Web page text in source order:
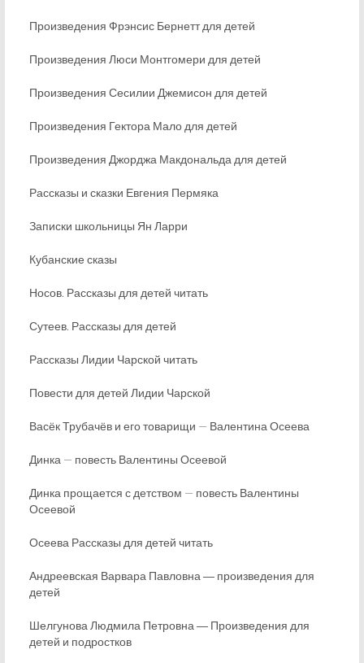
Произведения Фрэнсис Бернетт для детей
Произведения Люси Монтгомери для детей
Произведения Сесилии Джемисон для детей
Произведения Гектора Мало для детей
Произведения Джорджа Макдональда для детей
Рассказы и сказки Евгения Пермяка
Записки школьницы Ян Ларри
Кубанские сказы
Носов. Рассказы для детей читать
Сутеев. Рассказы для детей
Рассказы Лидии Чарской читать
Повести для детей Лидии Чарской
Васёк Трубачёв и его товарищи — Валентина Осеева
Динка — повесть Валентины Осеевой
Динка прощается с детством — повесть Валентины
Осеевой
Осеева Рассказы для детей читать
Андреевская Варвара Павловна ― произведения для
детей
Шелгунова Людмила Петровна ― Произведения для
детей и подростков